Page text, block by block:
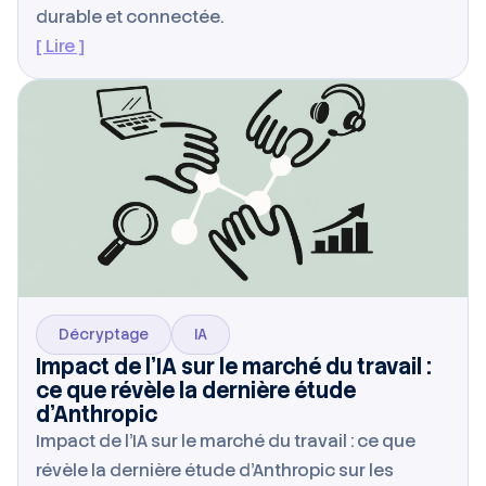
durable et connectée.
[ Lire ]
Décryptage IA
Impact de l’IA sur le marché du travail :
ce que révèle la dernière étude
d’Anthropic
Impact de l’IA sur le marché du travail : ce que
révèle la dernière étude d’Anthropic sur les